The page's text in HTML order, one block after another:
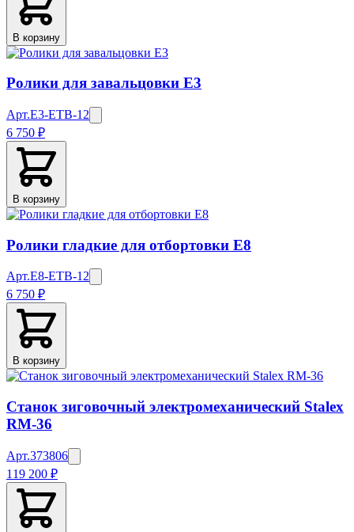
В корзину
Ролики для завальцовки E3
Арт.E3-ETB-12
6 750 ₽
В корзину
Ролики гладкие для отбортовки E8
Арт.E8-ETB-12
6 750 ₽
В корзину
Станок зиговочный электромеханический Stalex
RM-36
Арт.373806
119 200 ₽